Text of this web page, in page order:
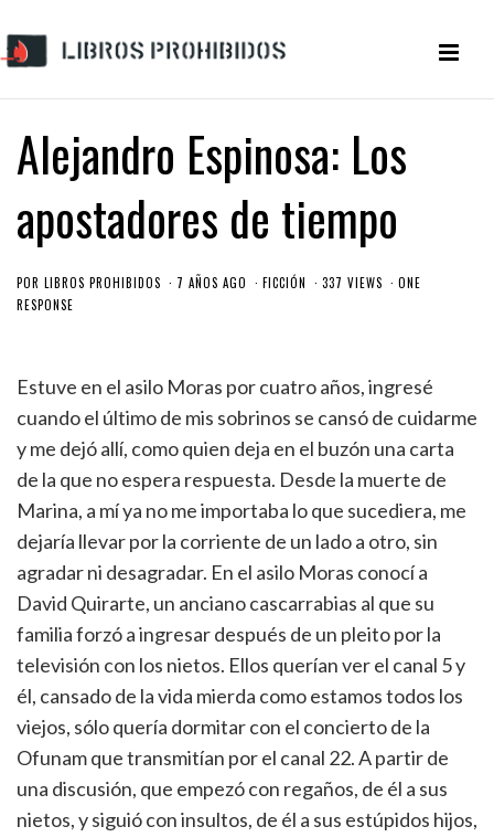
Alejandro Espinosa: Los
apostadores de tiempo
POR LIBROS PROHIBIDOS 7 AÑOS AGO FICCIÓN 337 VIEWS
ONE
RESPONSE
Estuve en el asilo Moras por cuatro años, ingresé
cuando el último de mis sobrinos se cansó de cuidarme
y me dejó allí, como quien deja en el buzón una carta
de la que no espera respuesta. Desde la muerte de
Marina, a mí ya no me importaba lo que sucediera, me
dejaría llevar por la corriente de un lado a otro, sin
agradar ni desagradar. En el asilo Moras conocí a
David Quirarte, un anciano cascarrabias al que su
familia forzó a ingresar después de un pleito por la
televisión con los nietos. Ellos querían ver el canal 5 y
él, cansado de la vida mierda como estamos todos los
viejos, sólo quería dormitar con el concierto de la
Ofunam que transmitían por el canal 22. A partir de
una discusión, que empezó con regaños, de él a sus
nietos, y siguió con insultos, de él a sus estúpidos hijos,